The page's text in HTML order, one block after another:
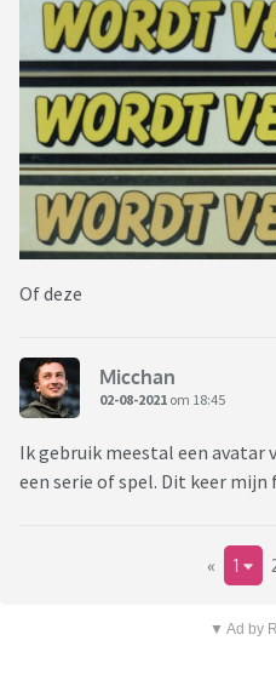
Of deze
Micchan
02-08-2021 om 18:45
Ik gebruik meestal een avatar
een serie of spel. Dit keer
« 1
▼ Ad by